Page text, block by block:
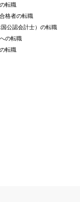
転職
格者の転職
国公認会計士）の転職
の転職
転職